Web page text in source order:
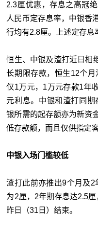
2.3厘优惠，存息之高冠
人民币定存息率，中银香
行均有2.8厘。上述定存息
恒生、中银及渣打近日相
长期限存款，恒生12个
仅1万元，1万元存款1年
元利息。中银和渣打同
银所需的起存额亦为新资
低存款额，而且仅供指定
中银入场门槛较低
渣打此前亦推出9个月及
为2厘，2年期存息达2.5
昨日（31日）结束。